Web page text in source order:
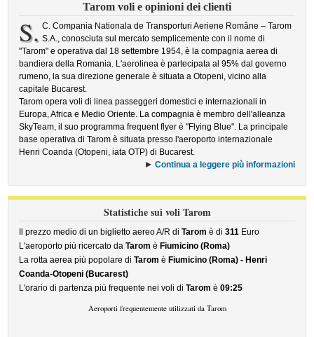
Tarom voli e opinioni dei clienti
S. C. Compania Nationala de Transporturi Aeriene Române – Tarom
S.A., conosciuta sul mercato semplicemente con il nome di
"Tarom" e operativa dal 18 settembre 1954, è la compagnia aerea di
bandiera della Romania. L'aerolinea è partecipata al 95% dal governo
rumeno, la sua direzione generale è situata a Otopeni, vicino alla
capitale Bucarest.
Tarom opera voli di linea passeggeri domestici e internazionali in
Europa, Africa e Medio Oriente. La compagnia è membro dell'alleanza
SkyTeam, il suo programma frequent flyer è "Flying Blue". La principale
base operativa di Tarom è situata presso l'aeroporto internazionale
Henri Coanda (Otopeni, iata OTP) di Bucarest.
Continua a leggere più informazioni
Statistiche sui voli Tarom
Il prezzo medio di un biglietto aereo A/R diTarom è di311 Euro
L'aeroporto più ricercato daTarom è Fiumicino (Roma)
La rotta aerea più popolare diTarom è Fiumicino (Roma) - Henri
Coanda-Otopeni (Bucarest)
L'orario di partenza più frequente nei voli diTarom è09:25
Aeroporti frequentemente utilizzati da Tarom